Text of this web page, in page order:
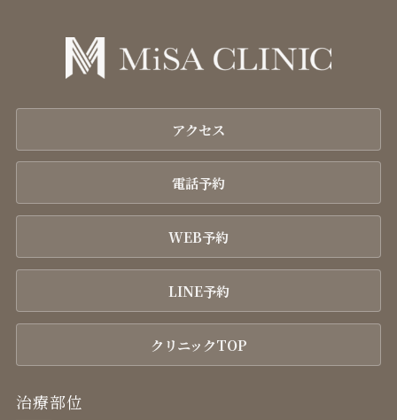
アクセス
電話予約
WEB予約
LINE予約
クリニックTOP
治療部位